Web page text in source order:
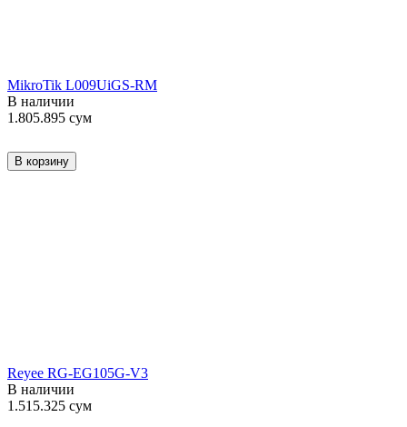
MikroTik L009UiGS-RM
В наличии
1.805.895 сум
В корзину
Reyee RG-EG105G-V3
В наличии
1.515.325 сум